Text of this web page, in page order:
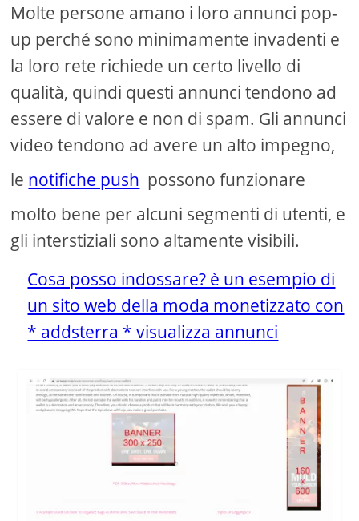
Molte persone amano i loro annunci pop-
up perché sono minimamente invadenti e
la loro rete richiede un certo livello di
qualità, quindi questi annunci tendono ad
essere di valore e non di spam. Gli annunci
video tendono ad avere un alto impegno,
le notifiche push possono funzionare
molto bene per alcuni segmenti di utenti, e
gli interstiziali sono altamente visibili.
Cosa posso indossare? è un esempio di
un sito web della moda monetizzato con
* addsterra * visualizza annunci